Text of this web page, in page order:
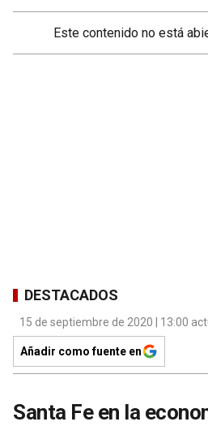
Este contenido no está
DESTACADOS
15 de septiembre de 2020 | 13:00
Añadir como fuente en
Santa Fe en la